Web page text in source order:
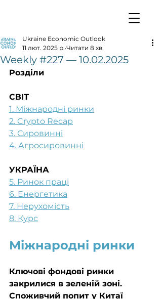
Weekly #227 — 10.02.2025
Ukraine Economic Outlook
11 лют. 2025 р. Читати 8 хв
Розділи
СВІТ
1. Міжнародні ринки
2. Crypto Recap
3. Сировинні
4. Агросировинні
УКРАЇНА
5. Ринок праці
6. Енергетика
7. Нерухомість
8. Курс
Міжнародні ринки
Ключові фондові ринки
закрилися в зеленій зоні.
Споживчий попит у Китаї